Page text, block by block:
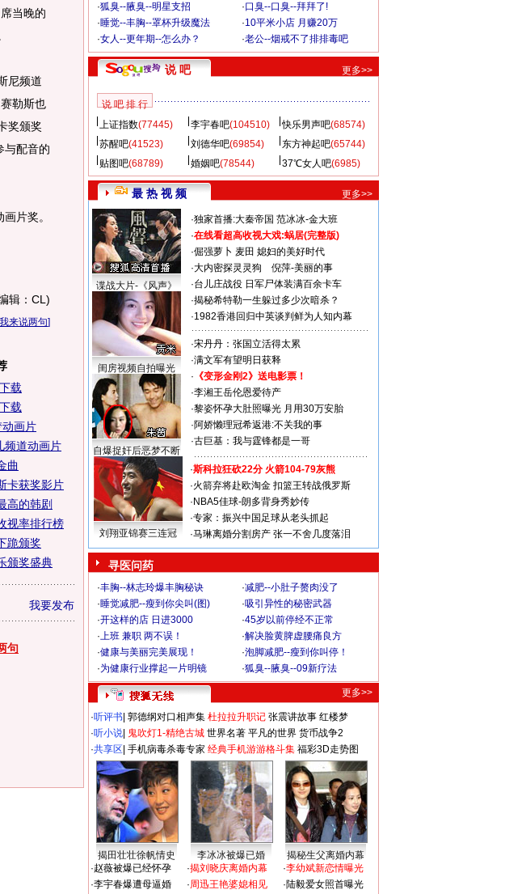
当晚的
频道
勒斯也
奖颁奖
与配音的
片奖。
辑：CL)
我来说两句]
载
载
画片
频道动画片
曲
卡获奖影片
高的韩剧
视率排行榜
跪颁奖
颁奖盛典
我要发布
句
·狐臭--腋臭--明星支招 ·口臭--口臭--拜拜了!
·睡觉--丰胸--罩杯升级魔法 ·10平米小店 月赚20万
·女人--更年期--怎么办？ ·老公--烟戒不了排排毒吧
说 吧 更多>>
说 吧 排 行
上证指数(77445) 李宇春吧(104510) 快乐男声吧(68574)
苏醒吧(41523) 刘德华吧(69854) 东方神起吧(65744)
贴图吧(68789) 婚姻吧(78544) 37℃女人吧(6985)
最 热 视 频 更多>>
谍战大片-《风声》
闺房视频自拍曝光
自爆捉奸后恶梦不断
·独家首播:大秦帝国 范冰冰-金大班
·在线看超高收视大戏:蜗居(完整版)
·倔强萝卜 麦田 媳妇的美好时代
·大内密探灵灵狗
倪萍-美丽的事
·台儿庄战役 日军尸体装满百余卡车
·揭秘希特勒一生躲过多少次暗杀？
·1982香港回归中英谈判鲜为人知内幕
·宋丹丹：张国立活得太累
·满文军有望明日获释
· 《变形金刚2》送电影票！
·李湘王岳伦恩爱待产
·黎姿怀孕大肚照曝光 月用30万安胎
·阿娇懒理冠希返港:不关我的事
·古巨基：我与霆锋都是一哥
刘翔亚锦赛三连冠
·斯科拉狂砍22分 火箭104-79灰熊
·火箭弃将赴欧淘金 扣篮王转战俄罗斯
· NBA5佳球-朗多背身秀妙传
·专家：振兴中国足球从老头抓起
·马琳离婚分割房产 张一不舍几度落泪
寻医问药
·丰胸--林志玲爆丰胸秘诀 ·减肥--小肚子赘肉没了
·睡觉减肥--瘦到你尖叫(图) ·吸引异性的秘密武器
·开这样的店 日进3000 ·45岁以前停经不正常
·上班 兼职 两不误！ ·解决脸黄脾虚腰痛良方
·健康与美丽完美展现！ ·泡脚减肥--瘦到你叫停！
·为健康行业撑起一片明镜 ·狐臭--腋臭--09新疗法
更多>>
·听评书 郭德纲对口相声集 杜拉拉升职记 张震讲故事 红楼梦
·听小说 鬼吹灯1-精绝古城 世界名著 平凡的世界 货币战争2
·共享区 手机病毒杀毒专家 经典手机游游格斗集 福彩3D走势图
揭田壮壮徐帆情史 李冰冰被爆已婚
揭秘生父离婚内幕
·赵薇被爆已经怀孕
·李宇春爆遭母逼婚
·揭刘晓庆离婚内幕
·周迅王艳婆媳相见
·李幼斌新恋情曝光
·陆毅爱女照首曝光